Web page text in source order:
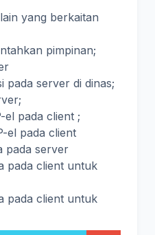
yang berkaitan
pimpinan;
pada server di dinas;
el pada client ;
el pada client
pada server
pada client untuk
pada client untuk